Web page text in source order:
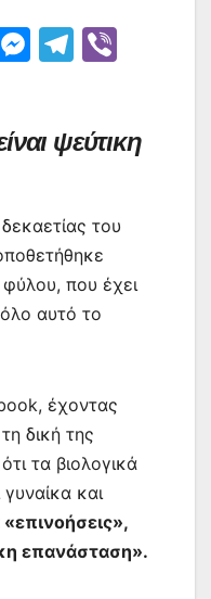
M
s
n
g
er
T
gr
m
ψεύτικη
του
φύλου, που έχει
αυτό το
έχοντας
δική της
τα βιολογικά
και
επανάσταση».